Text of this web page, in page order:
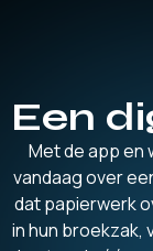
Een
Met de app en
vandaag over
dat papierwerk
in hun broekzak,